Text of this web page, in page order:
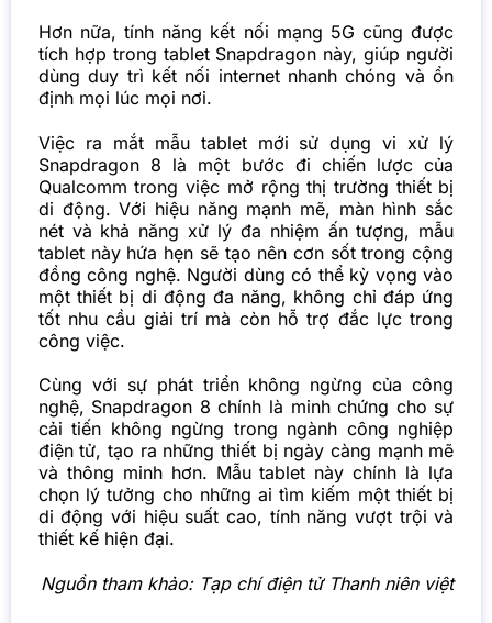
Hơn nữa, tính năng kết nối mạng 5G cũng được
tích hợp trong tablet Snapdragon này, giúp người
dùng duy trì kết nối internet nhanh chóng và ổn
định mọi lúc mọi nơi.
Việc ra mắt mẫu tablet mới sử dụng vi xử lý
Snapdragon 8 là một bước đi chiến lược của
Qualcomm trong việc mở rộng thị trường thiết bị
di động. Với hiệu năng mạnh mẽ, màn hình sắc
nét và khả năng xử lý đa nhiệm ấn tượng, mẫu
tablet này hứa hẹn sẽ tạo nên cơn sốt trong cộng
đồng công nghệ. Người dùng có thể kỳ vọng vào
một thiết bị di động đa năng, không chỉ đáp ứng
tốt nhu cầu giải trí mà còn hỗ trợ đắc lực trong
công việc.
Cùng với sự phát triển không ngừng của công
nghệ, Snapdragon 8 chính là minh chứng cho sự
cải tiến không ngừng trong ngành công nghiệp
điện tử, tạo ra những thiết bị ngày càng mạnh mẽ
và thông minh hơn. Mẫu tablet này chính là lựa
chọn lý tưởng cho những ai tìm kiếm một thiết bị
di động với hiệu suất cao, tính năng vượt trội và
thiết kế hiện đại.
Nguồn tham khảo: Tạp chí điện tử Thanh niên việt